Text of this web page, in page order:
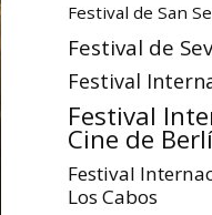
Festival de San
Festival de
Festival
Festival
Cine de
Festival
Los Cabos